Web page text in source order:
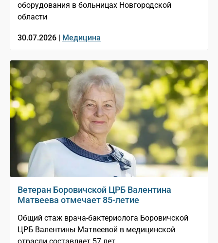
оборудования в больницах Новгородской
области
30.07.2026 | Медицина
Ветеран Боровичской ЦРБ Валентина
Матвеева отмечает 85-летие
Общий стаж врача-бактериолога Боровичской
ЦРБ Валентины Матвеевой в медицинской